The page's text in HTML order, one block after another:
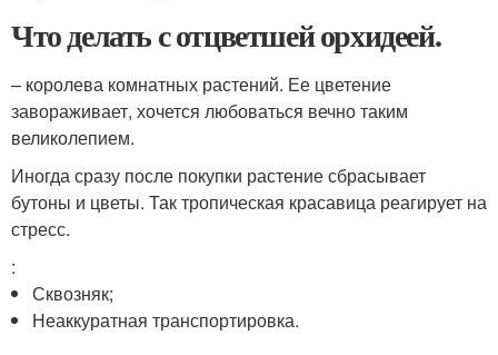
Что делать с отцветшей орхидеей.
– королева комнатных растений. Ее цветение
завораживает, хочется любоваться вечно таким
великолепием.
Иногда сразу после покупки растение сбрасывает
бутоны и цветы. Так тропическая красавица реагирует на
стресс.
:
Сквозняк;
Неаккуратная транспортировка.